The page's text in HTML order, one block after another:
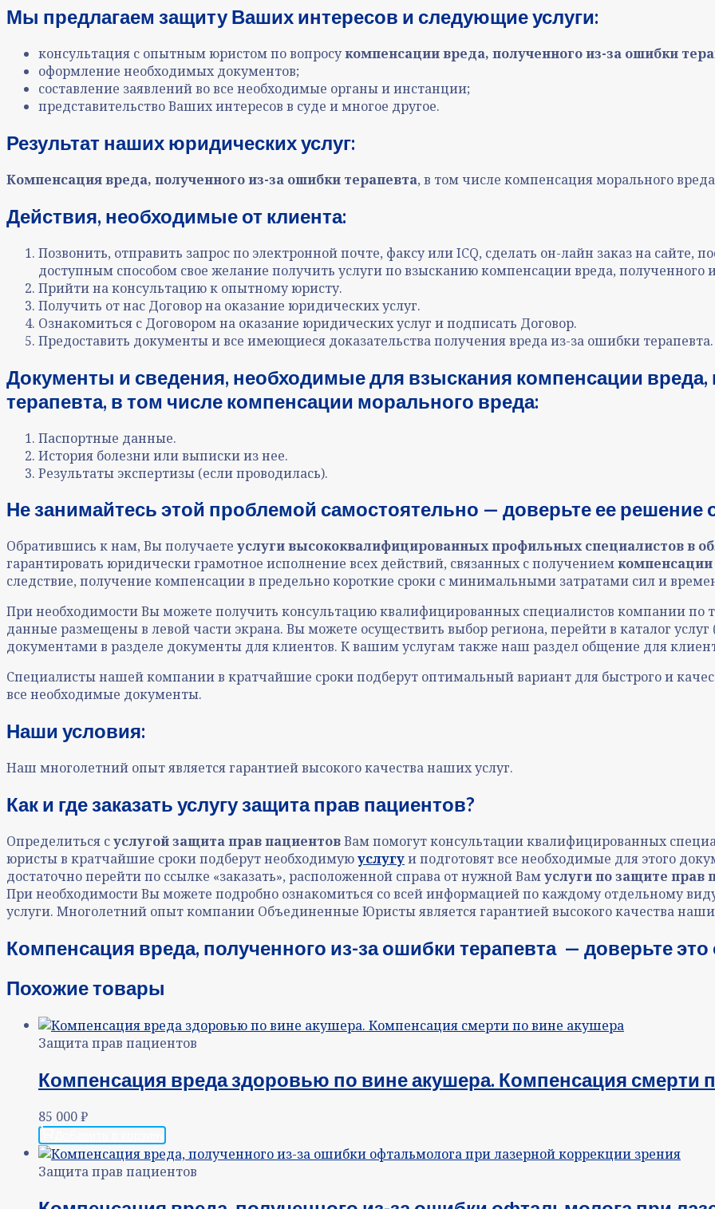
Мы предлагаем защиту Ваших интересов и следующие услуги:
консультация с опытным юристом по вопросукомпенсации вреда, полученного из-за ошибки
оформление необходимых документов;
составление заявлений во все необходимые органы и инстанции;
представительство Ваших интересов в суде и многое другое.
Результат наших юридических услуг:
Компенсация вреда, полученного из-за ошибки терапевта, в том числе компенсация морального
Действия, необходимые от клиента:
Позвонить, отправить запрос по электронной почте, факсу или ICQ, сделать он-лайн заказ на
доступным способом свое желание получить услуги по взысканию компенсации вреда, полученного
Прийти на консультацию к опытному юристу.
Получить от нас Договор на оказание юридических услуг.
Ознакомиться с Договором на оказание юридических услуг и подписать Договор.
Предоставить документы и все имеющиеся доказательства получения вреда из-за ошибки терапевта.
Документы и сведения, необходимые для взыскания компенсации вреда,
терапевта, в том числе компенсации морального вреда:
Паспортные данные.
История болезни или выписки из нее.
Результаты экспертизы (если проводилась).
Не занимайтесь этой проблемой самостоятельно — доверьте ее
Обратившись к нам, Вы получаете услуги высококвалифицированных профильных специалистов в
гарантировать юридически грамотное исполнение всех действий, связанных с получениемкомпенсации
следствие, получение компенсации в предельно короткие сроки с минимальными затратами сил и
При необходимости Вы можете получить консультацию квалифицированных специалистов компании по
данные размещены в левой части экрана. Вы можете осуществить выбор региона, перейти в каталог
документами в разделе документы для клиентов. К вашим услугам также наш раздел общение для
Специалисты нашей компании в кратчайшие сроки подберут оптимальный вариант для быстрого и
все необходимые документы.
Наши условия:
Наш многолетний опыт является гарантией высокого качества наших услуг.
Как и где заказать услугу защита прав пациентов?
Определиться суслугой защита прав пациентовВам помогут консультации квалифицированных
юристы в кратчайшие сроки подберут необходимуюуслугуи подготовят все необходимые для этого
достаточно перейти по ссылке «заказать», расположенной справа от нужной Вамуслуги позащите прав
При необходимости Вы можете подробно ознакомиться со всей информацией по каждому отдельному
услуги. Многолетний опыт компании Объединенные Юристы является гарантией высокого качества
Компенсация вреда, полученного из-за ошибки терапевта — доверьте
Похожие товары
Защита прав пациентов
Компенсация вреда здоровью по вине акушера. Компенсация смерти
85 000₽
Защита прав пациентов